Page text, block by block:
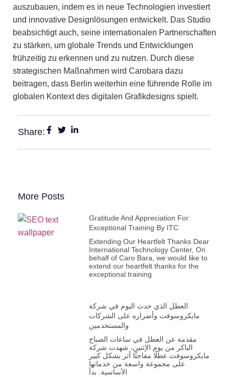
auszubauen, indem es in neue Technologien investiert
und innovative Designlösungen entwickelt. Das Studio
beabsichtigt auch, seine internationalen Partnerschaften
zu stärken, um globale Trends und Entwicklungen
frühzeitig zu erkennen und zu nutzen. Durch diese
strategischen Maßnahmen wird Carobara dazu
beitragen, dass Berlin weiterhin eine führende Rolle im
globalen Kontext des digitalen Grafikdesigns spielt.
Share:
More Posts
Gratitude And Appreciation For
Exceptional Training By ITC
Extending Our Heartfelt Thanks Dear
International Technology Center, On
behalf of Caro Bara, we would like to
extend our heartfelt thanks for the
exceptional training
العطل الذي حدث اليوم في شركة
مايكروسوفت وأضراره على الشركات
والمستخدمين
مقدمة عن العطل في ساعات الصباح
الباكر من يوم الإثنين، شهدت شركة
مايكروسوفت عطلًا مفاجئًا أثر بشكل كبير
على مجموعة واسعة من خدماتها
الأساسية. بدأ